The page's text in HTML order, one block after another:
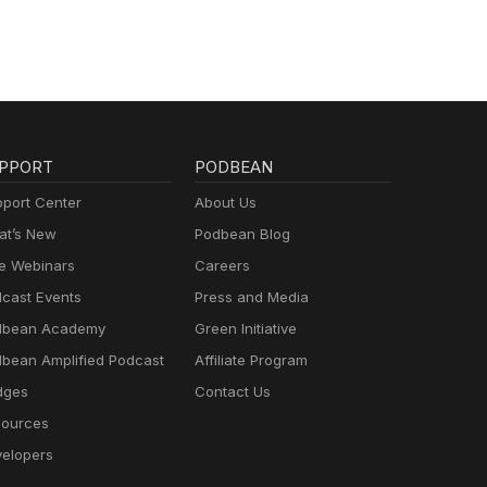
Center
New
Webinars
Events
Academy
Amplified Podcast
PODBEAN
About Us
Podbean Blog
Careers
Press and Media
Green Initiative
Affiliate Program
Contact Us